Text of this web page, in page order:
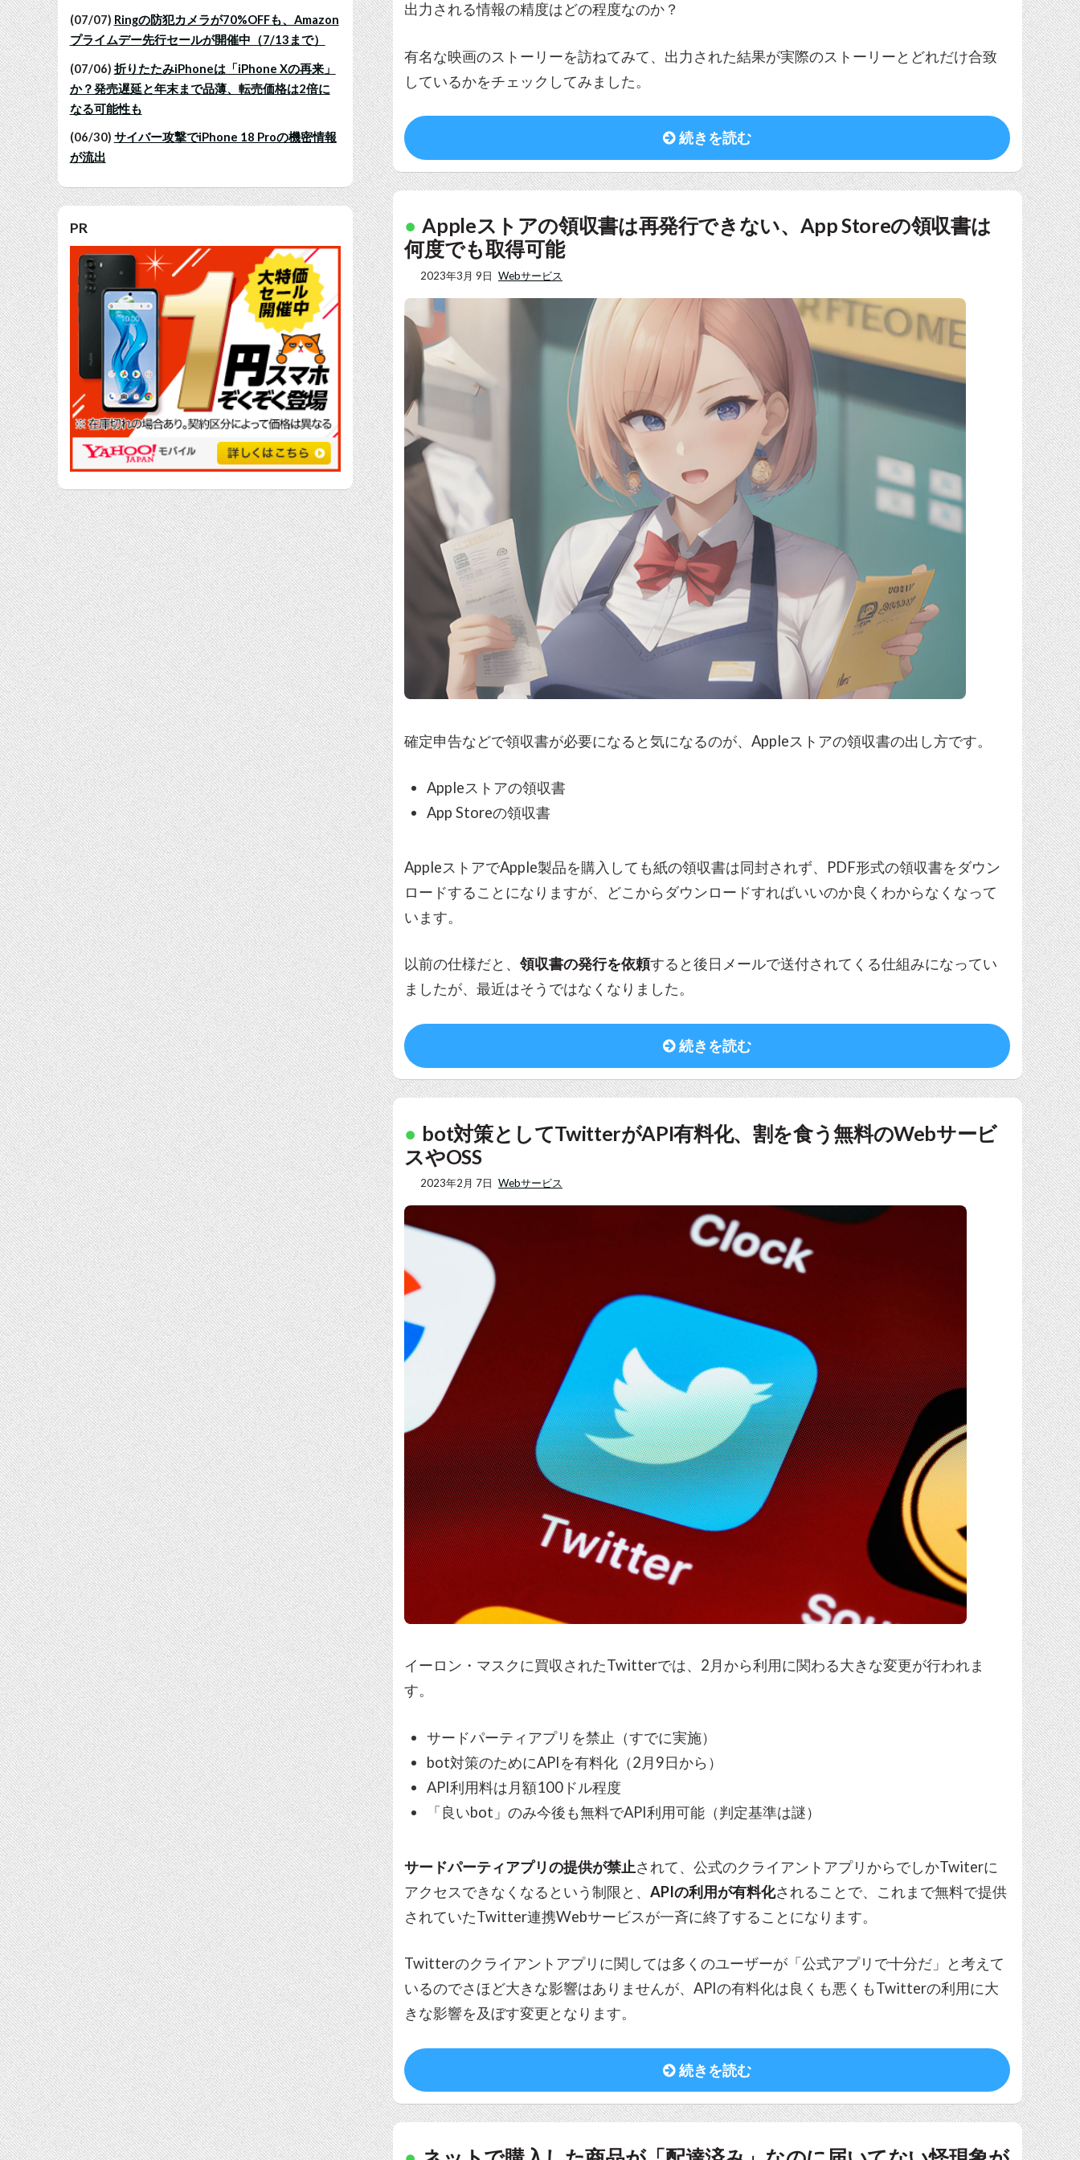
(07/07) Ringの防犯カメラが70%OFFも、Amazon
プライムデー先行セールが開催中（7/13まで）
(07/06) 折りたたみiPhoneは「iPhone Xの再来」
か？発売遅延と年末まで品薄、転売価格は2倍に
なる可能性も
(06/30) サイバー攻撃でiPhone 18 Proの機密情報
が流出
PR
出力される情報の精度はどの程度なのか？
有名な映画のストーリーを訪ねてみて、出力された結果が実際のストーリーとどれだけ合致
しているかをチェックしてみました。
続きを読む
Appleストアの領収書は再発行できない、App Storeの領収書は
何度でも取得可能
2023年3月 9日 Webサービス
確定申告などで領収書が必要になると気になるのが、Appleストアの領収書の出し方です。
Appleストアの領収書
App Storeの領収書
AppleストアでApple製品を購入しても紙の領収書は同封されず、PDF形式の領収書をダウン
ロードすることになりますが、どこからダウンロードすればいいのか良くわからなくなって
います。
以前の仕様だと、領収書の発行を依頼すると後日メールで送付されてくる仕組みになってい
ましたが、最近はそうではなくなりました。
続きを読む
bot対策としてTwitterがAPI有料化、割を食う無料のWebサービ
スやOSS
2023年2月 7日 Webサービス
イーロン・マスクに買収されたTwitterでは、2月から利用に関わる大きな変更が行われま
す。
サードパーティアプリを禁止（すでに実施）
bot対策のためにAPIを有料化（2月9日から）
API利用料は月額100ドル程度
「良いbot」のみ今後も無料でAPI利用可能（判定基準は謎）
サードパーティアプリの提供が禁止されて、公式のクライアントアプリからでしかTwiterに
アクセスできなくなるという制限と、APIの利用が有料化されることで、これまで無料で提供
されていたTwitter連携Webサービスが一斉に終了することになります。
Twitterのクライアントアプリに関しては多くのユーザーが「公式アプリで十分だ」と考えて
いるのでさほど大きな影響はありませんが、APIの有料化は良くも悪くもTwitterの利用に大
きな影響を及ぼす変更となります。
続きを読む